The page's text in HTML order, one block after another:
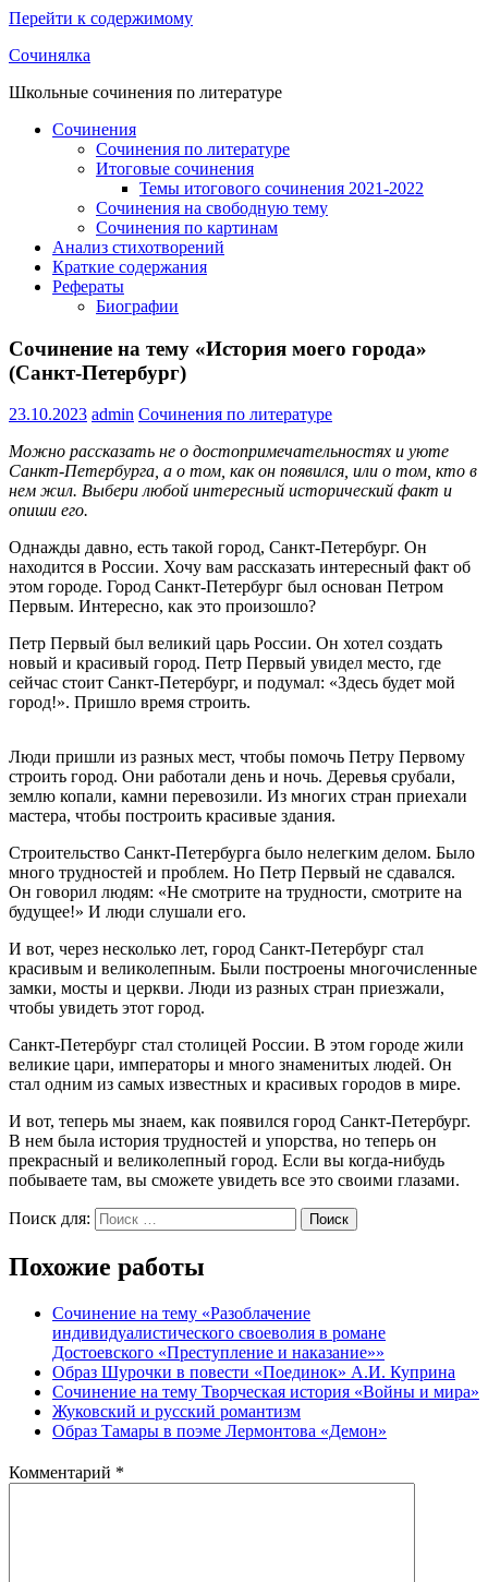
Перейти к содержимому
Сочинялка
Школьные сочинения по литературе
Сочинения
Сочинения по литературе
Итоговые сочинения
Темы итогового сочинения 2021-2022
Сочинения на свободную тему
Сочинения по картинам
Анализ стихотворений
Краткие содержания
Рефераты
Биографии
Сочинение на тему «История моего города»
(Санкт-Петербург)
23.10.2023 admin Сочинения по литературе
Можно рассказать не о достопримечательностях и уюте
Санкт-Петербурга, а о том, как он появился, или о том, кто в
нем жил. Выбери любой интересный исторический факт и
опиши его.
Однажды давно, есть такой город, Санкт-Петербург. Он
находится в России. Хочу вам рассказать интересный факт об
этом городе. Город Санкт-Петербург был основан Петром
Первым. Интересно, как это произошло?
Петр Первый был великий царь России. Он хотел создать
новый и красивый город. Петр Первый увидел место, где
сейчас стоит Санкт-Петербург, и подумал: «Здесь будет мой
город!». Пришло время строить.
Люди пришли из разных мест, чтобы помочь Петру Первому
строить город. Они работали день и ночь. Деревья срубали,
землю копали, камни перевозили. Из многих стран приехали
мастера, чтобы построить красивые здания.
Строительство Санкт-Петербурга было нелегким делом. Было
много трудностей и проблем. Но Петр Первый не сдавался.
Он говорил людям: «Не смотрите на трудности, смотрите на
будущее!» И люди слушали его.
И вот, через несколько лет, город Санкт-Петербург стал
красивым и великолепным. Были построены многочисленные
замки, мосты и церкви. Люди из разных стран приезжали,
чтобы увидеть этот город.
Санкт-Петербург стал столицей России. В этом городе жили
великие цари, императоры и много знаменитых людей. Он
стал одним из самых известных и красивых городов в мире.
И вот, теперь мы знаем, как появился город Санкт-Петербург.
В нем была история трудностей и упорства, но теперь он
прекрасный и великолепный город. Если вы когда-нибудь
побываете там, вы сможете увидеть все это своими глазами.
Поиск для: Поиск
Похожие работы
Сочинение на тему «Разоблачение
индивидуалистического своеволия в романе
Достоевского «Преступление и наказание»»
Образ Шурочки в повести «Поединок» А.И. Куприна
Сочинение на тему Творческая история «Войны и мира»
Жуковский и русский романтизм
Образ Тамары в поэме Лермонтова «Демон»
Комментарий *